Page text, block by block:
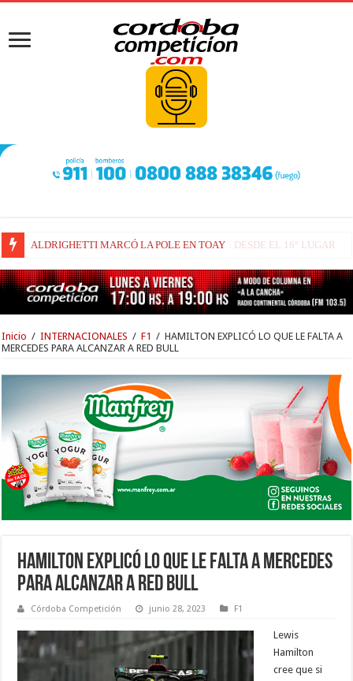
FENESTRAZ SUFRIÓ EN SUGO Y LARGARÁ DESDE EL 16° LUGAR
Inicio / INTERNACIONALES / F1 / HAMILTON EXPLICÓ LO QUE LE FALTA A
MERCEDES PARA ALCANZAR A RED BULL
HAMILTON EXPLICÓ LO QUE LE FALTA A MERCEDES
PARA ALCANZAR A RED BULL
Córdoba Competición junio 28, 2023 F1
Lewis
Hamilton
cree que si